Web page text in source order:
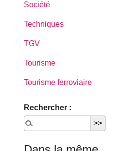
Société
Techniques
TGV
Tourisme
Tourisme ferroviaire
Rechercher :